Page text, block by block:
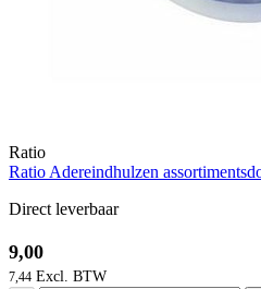
Ratio
Ratio Adereindhulzen
Direct leverbaar
9,00
7,44